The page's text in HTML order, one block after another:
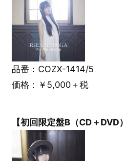
品番：COZX-1414/5
価格：￥5,000＋税
【初回限定盤B（CD＋DVD）